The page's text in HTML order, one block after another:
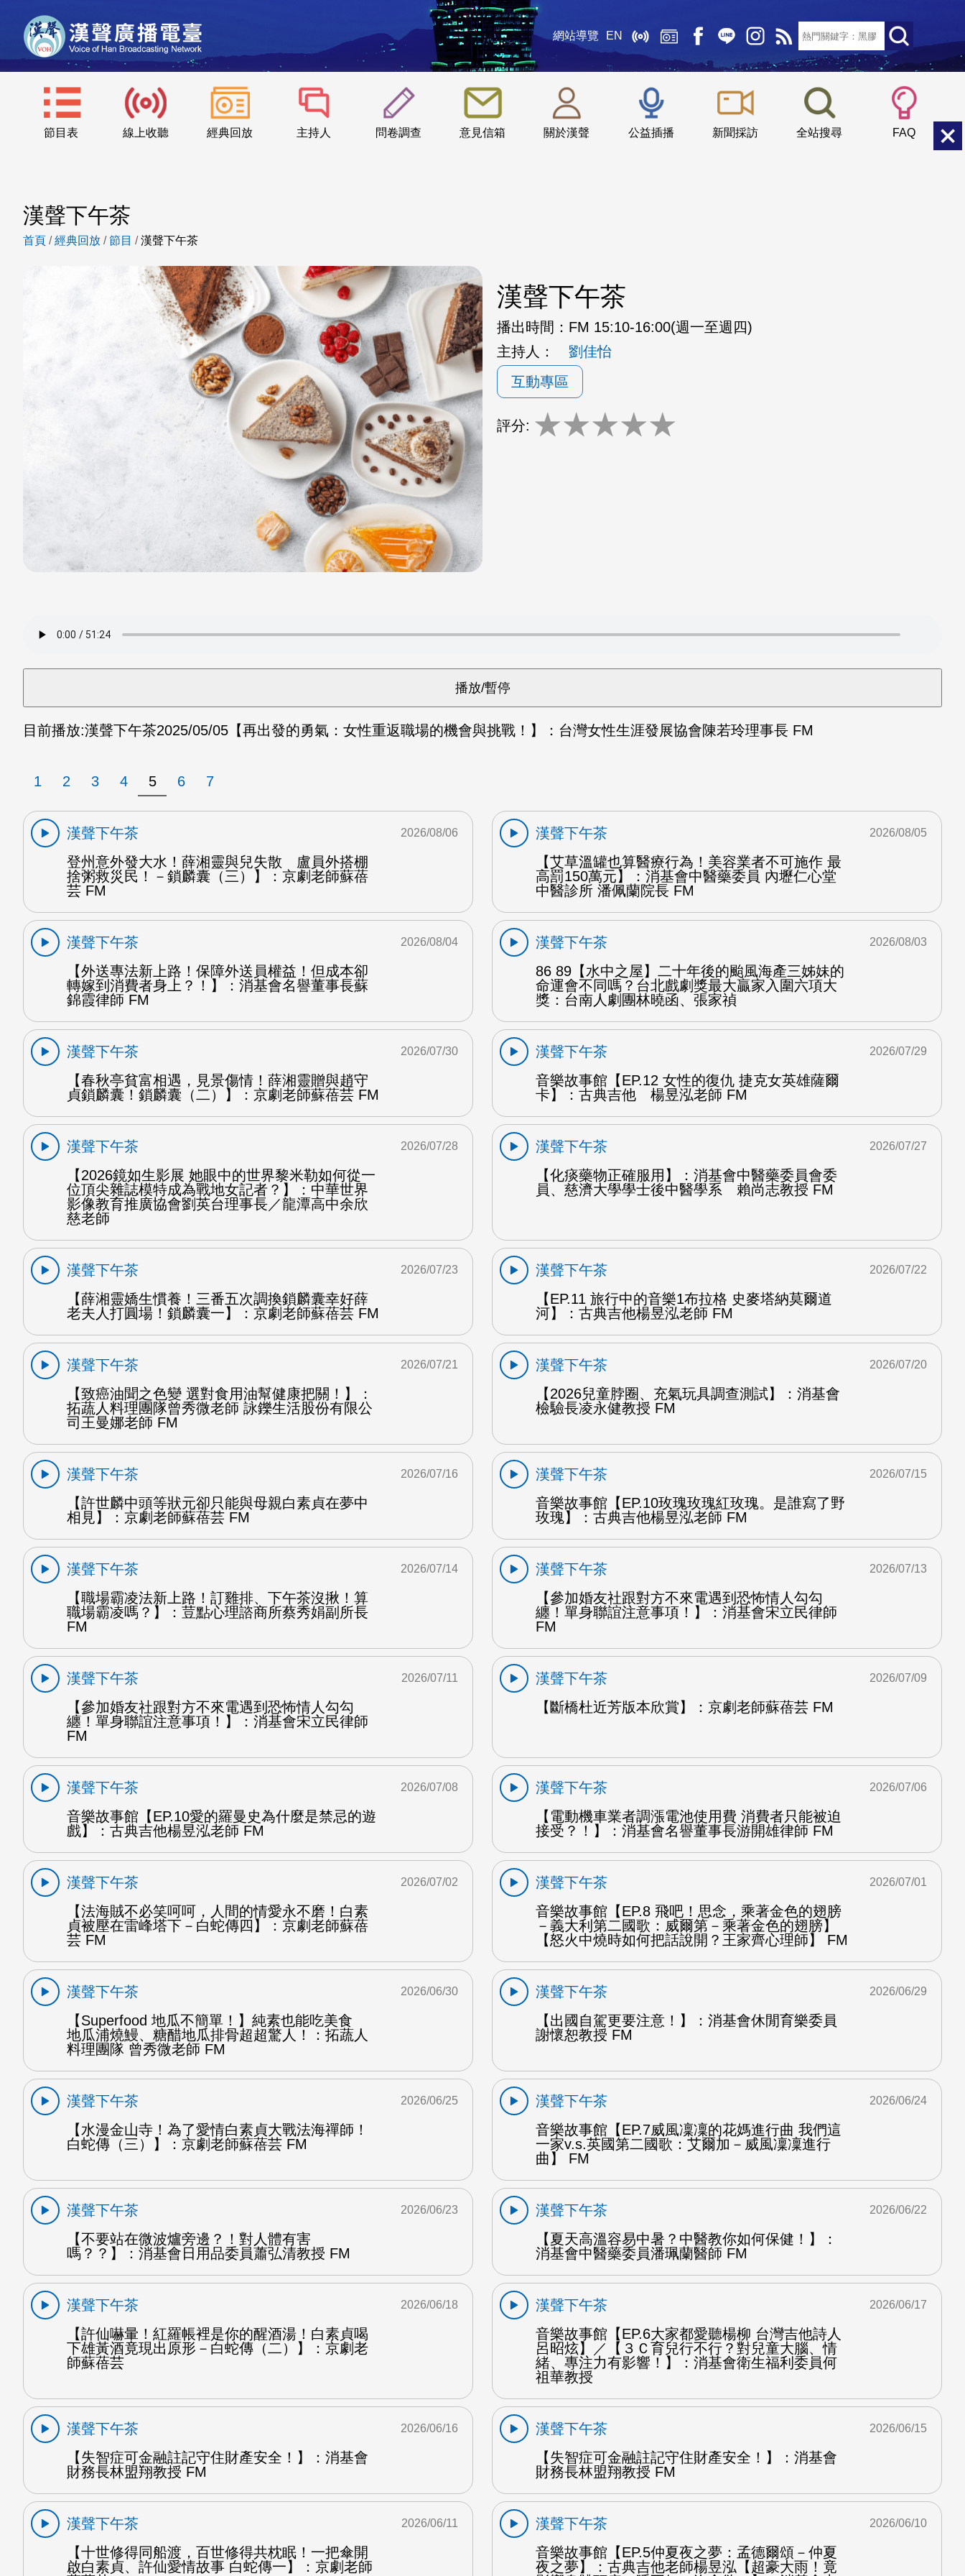
網站導覽 EN
節目表 線上收聽 經典回放 主持人 問卷調查 意見信箱 關於漢聲 公益插播 新聞採訪 全站搜尋 FAQ
::: 小 中
漢聲下午茶
首頁 /經典回放 /節目 /漢聲下午茶
漢聲下午茶
播出時間： FM 15:10-16:00(週一至週四)
主持人：
劉佳怡
互動專區
評分: ★★★★★
目前播放:漢聲下午茶2025/05/05 【再出發的勇氣：女性重返職場的機會與挑戰！】：台灣女性生涯發展協會陳若玲理事長 FM
1 2 3 4 5 6 7
漢聲下午茶
登州意外發大水！薛湘靈與兒失散 盧員外搭棚
捨粥救災民！－鎖麟囊（三）】：京劇老師蘇蓓
芸 FM
2026/08/06
漢聲下午茶
【艾草溫罐也算醫療行為！美容業者不可施作 最
高罰150萬元】：消基會中醫藥委員 內壢仁心堂
中醫診所 潘佩蘭院長 FM
2026/08/05
漢聲下午茶
【外送專法新上路！保障外送員權益！但成本卻
轉嫁到消費者身上？！】：消基會名譽董事長蘇
錦霞律師 FM
2026/08/04
漢聲下午茶
86 89【水中之屋】二十年後的颱風海產三姊妹的
命運會不同嗎？台北戲劇獎最大贏家入圍六項大
獎：台南人劇團林曉函、張家禎
2026/08/03
漢聲下午茶
【春秋亭貧富相遇，見景傷情！薛湘靈贈與趙守
貞鎖麟囊！鎖麟囊（二）】：京劇老師蘇蓓芸 FM
2026/07/30
漢聲下午茶
音樂故事館【EP.12 女性的復仇 捷克女英雄薩爾
卡】：古典吉他 楊昱泓老師 FM
2026/07/29
漢聲下午茶
【2026鏡如生影展 她眼中的世界黎米勒如何從一
位頂尖雜誌模特成為戰地女記者？】：中華世界
影像教育推廣協會劉英台理事長／龍潭高中余欣
慈老師
2026/07/28
漢聲下午茶
【化痰藥物正確服用】：消基會中醫藥委員會委
員、慈濟大學學士後中醫學系 賴尚志教授 FM
2026/07/27
漢聲下午茶
【薛湘靈嬌生慣養！三番五次調換鎖麟囊幸好薛
老夫人打圓場！鎖麟囊一】：京劇老師蘇蓓芸 FM
2026/07/23
漢聲下午茶
【EP.11 旅行中的音樂1布拉格 史麥塔納莫爾道
河】：古典吉他楊昱泓老師 FM
2026/07/22
漢聲下午茶
【致癌油聞之色變 選對食用油幫健康把關！】：
拓蔬人料理團隊曾秀微老師 詠鑠生活股份有限公
司王曼娜老師 FM
2026/07/21
漢聲下午茶
【2026兒童脖圈、充氣玩具調查測試】：消基會
檢驗長凌永健教授 FM
2026/07/20
漢聲下午茶
【許世麟中頭等狀元卻只能與母親白素貞在夢中
相見】：京劇老師蘇蓓芸 FM
2026/07/16
漢聲下午茶
音樂故事館【EP.10玫瑰玫瑰紅玫瑰。是誰寫了野
玫瑰】：古典吉他楊昱泓老師 FM
2026/07/15
漢聲下午茶
【職場霸凌法新上路！訂雞排、下午茶沒揪！算
職場霸凌嗎？】：荳點心理諮商所蔡秀娟副所長
FM
2026/07/14
漢聲下午茶
【參加婚友社跟對方不來電遇到恐怖情人勾勾
纏！單身聯誼注意事項！】：消基會宋立民律師
FM
2026/07/13
漢聲下午茶
【參加婚友社跟對方不來電遇到恐怖情人勾勾
纏！單身聯誼注意事項！】：消基會宋立民律師
FM
2026/07/11
漢聲下午茶
【斷橋杜近芳版本欣賞】：京劇老師蘇蓓芸 FM
2026/07/09
漢聲下午茶
音樂故事館【EP.10愛的羅曼史為什麼是禁忌的遊
戲】：古典吉他楊昱泓老師 FM
2026/07/08
漢聲下午茶
【電動機車業者調漲電池使用費 消費者只能被迫
接受？！】：消基會名譽董事長游開雄律師 FM
2026/07/06
漢聲下午茶
【法海賊不必笑呵呵，人間的情愛永不磨！白素
貞被壓在雷峰塔下－白蛇傳四】：京劇老師蘇蓓
芸 FM
2026/07/02
漢聲下午茶
音樂故事館【EP.8 飛吧！思念，乘著金色的翅膀
－義大利第二國歌：威爾第－乘著金色的翅膀】
【怒火中燒時如何把話說開？王家齊心理師】 FM
2026/07/01
漢聲下午茶
【Superfood 地瓜不簡單！】純素也能吃美食
地瓜浦燒鰻、糖醋地瓜排骨超超驚人！：拓蔬人
料理團隊 曾秀微老師 FM
2026/06/30
漢聲下午茶
【出國自駕更要注意！】：消基會休閒育樂委員
謝懷恕教授 FM
2026/06/29
漢聲下午茶
【水漫金山寺！為了愛情白素貞大戰法海禪師！
白蛇傳（三）】：京劇老師蘇蓓芸 FM
2026/06/25
漢聲下午茶
音樂故事館【EP.7威風凜凜的花媽進行曲 我們這
一家v.s.英國第二國歌：艾爾加－威風凜凜進行
曲】 FM
2026/06/24
漢聲下午茶
【不要站在微波爐旁邊？！對人體有害
嗎？？】：消基會日用品委員蕭弘清教授 FM
2026/06/23
漢聲下午茶
【夏天高溫容易中暑？中醫教你如何保健！】：
消基會中醫藥委員潘珮蘭醫師 FM
2026/06/22
漢聲下午茶
【許仙嚇暈！紅羅帳裡是你的醒酒湯！白素貞喝
下雄黃酒竟現出原形－白蛇傳（二）】：京劇老
師蘇蓓芸
2026/06/18
漢聲下午茶
音樂故事館【EP.6大家都愛聽楊柳 台灣吉他詩人
呂昭炫】／【３Ｃ育兒行不行？對兒童大腦、情
緒、專注力有影響！】：消基會衛生福利委員何
祖華教授
2026/06/17
漢聲下午茶
【失智症可金融註記守住財產安全！】：消基會
財務長林盟翔教授 FM
2026/06/16
漢聲下午茶
【失智症可金融註記守住財產安全！】：消基會
財務長林盟翔教授 FM
2026/06/15
漢聲下午茶
【十世修得同船渡，百世修得共枕眠！一把傘開
啟白素貞、許仙愛情故事 白蛇傳一】：京劇老師
2026/06/11
漢聲下午茶
音樂故事館【EP.5仲夏夜之夢：孟德爾頌－仲夏
夜之夢】：古典吉他老師楊昱泓【超豪大雨！竟
2026/06/10